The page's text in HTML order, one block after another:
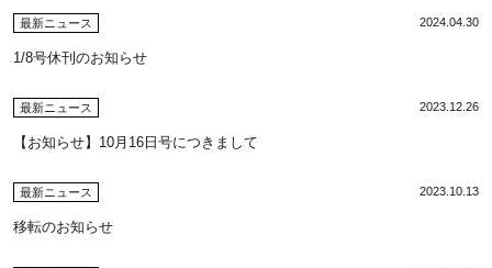
最新ニュース 2024.04.30
1/8号休刊のお知らせ
最新ニュース 2023.12.26
【お知らせ】10月16日号につきまして
最新ニュース 2023.10.13
移転のお知らせ